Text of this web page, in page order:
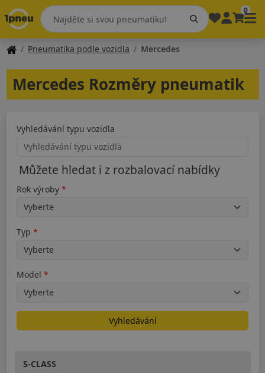
0
Pneumatika podle vozidla Mercedes
Mercedes Rozměry pneumatik
Vyhledávání typu vozidla
Můžete hledat i z rozbalovací nabídky
Rok výroby
Typ
Model
Vyhledávání
S-CLASS